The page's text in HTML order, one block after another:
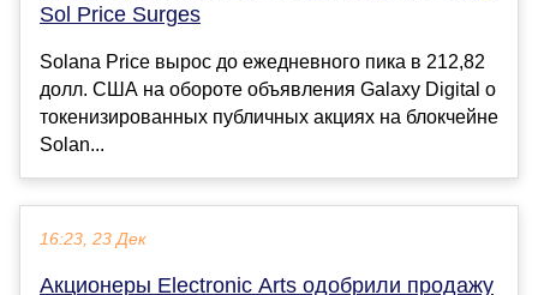
Sol Price Surges
Solana Price вырос до ежедневного пика в 212,82
долл. США на обороте объявления Galaxy Digital о
токенизированных публичных акциях на блокчейне
Solan...
16:23, 23 Дек
Акционеры Electronic Arts одобрили продажу